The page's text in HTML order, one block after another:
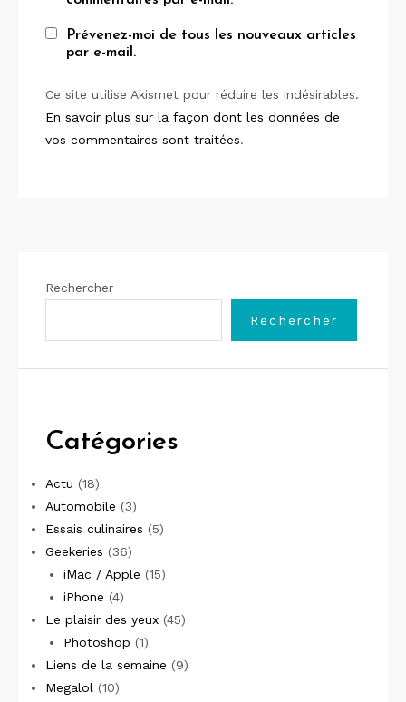
Prévenez-moi de tous les nouveaux articles
par e-mail.
Ce site utilise Akismet pour réduire les indésirables.
En savoir plus sur la façon dont les données de
vos commentaires sont traitées.
Rechercher
Rechercher
Catégories
Actu (18)
Automobile (3)
Essais culinaires (5)
Geekeries (36)
iMac / Apple (15)
iPhone (4)
Le plaisir des yeux (45)
Photoshop (1)
Liens de la semaine (9)
Megalol (10)